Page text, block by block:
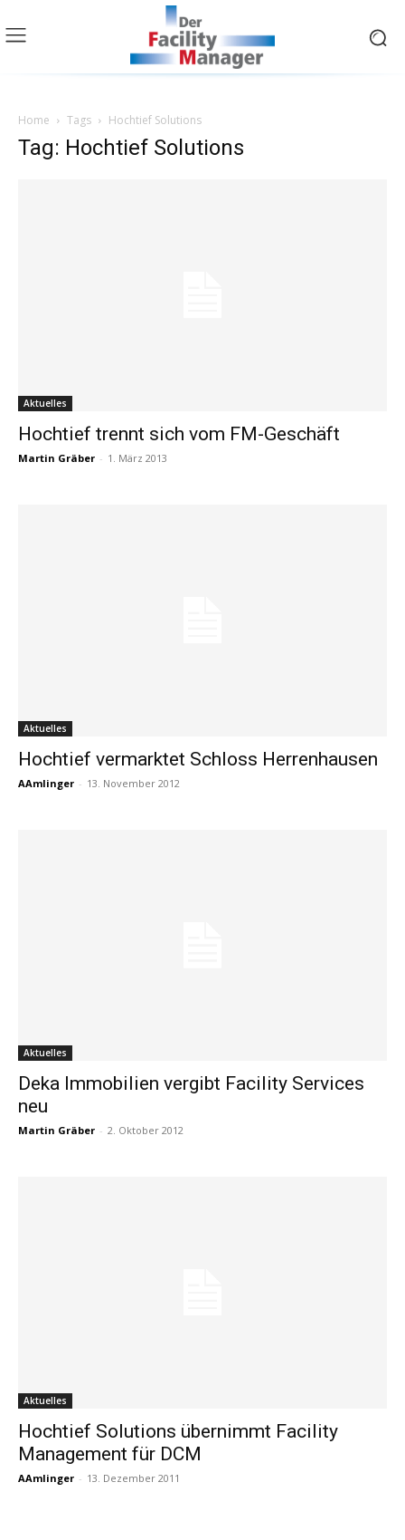
Home Tags Hochtief Solutions
Tag: Hochtief Solutions
Aktuelles
Hochtief trennt sich vom FM-Geschäft
Martin Gräber - 1. März 2013
Aktuelles
Hochtief vermarktet Schloss Herrenhausen
AAmlinger - 13. November 2012
Aktuelles
Deka Immobilien vergibt Facility Services
neu
Martin Gräber - 2. Oktober 2012
Aktuelles
Hochtief Solutions übernimmt Facility
Management für DCM
AAmlinger - 13. Dezember 2011